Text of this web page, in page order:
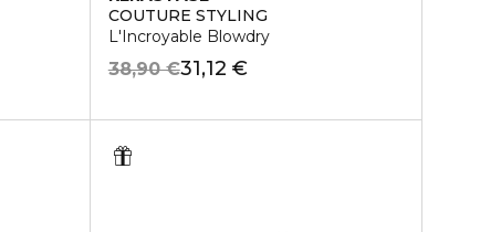
COUTURE STYLING
L'Incroyable Blowdry
31,12 €
38,90 €